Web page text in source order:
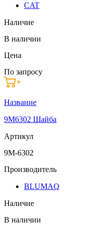
CAT
Наличие
В наличии
Цена
По запросу
Название
9M6302 Шайба
Артикул
9M-6302
Производитель
BLUMAQ
Наличие
В наличии